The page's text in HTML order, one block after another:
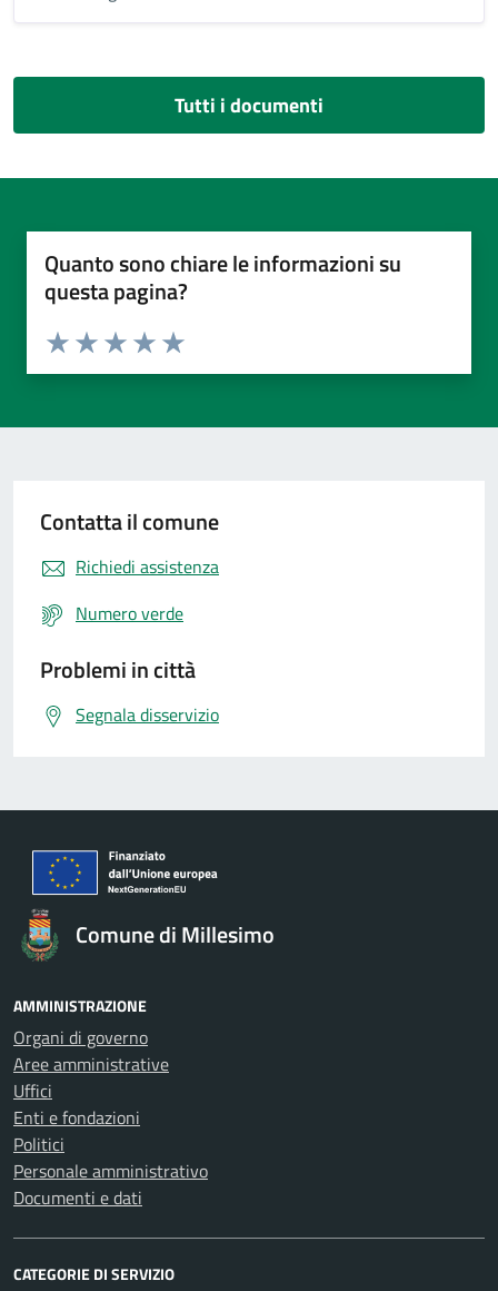
Tutti i documenti
Quanto sono chiare le informazioni su
questa pagina?
Valuta da 1 a 5 stelle la pagina
Valuta 5 stelle su 5
Valuta 4 stelle su 5
Valuta 3 stelle su 5
Valuta 2 stelle su 5
Valuta 1 stelle su 5
Contatta il comune
Richiedi assistenza
Numero verde
Problemi in città
Segnala disservizio
Comune di Millesimo
AMMINISTRAZIONE
Organi di governo
Aree amministrative
Uffici
Enti e fondazioni
Politici
Personale amministrativo
Documenti e dati
CATEGORIE DI SERVIZIO